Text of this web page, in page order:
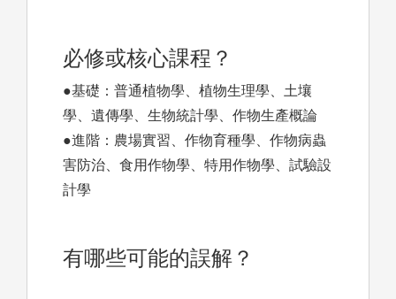
必修或核心課程？
●基礎：普通植物學、植物生理學、土壤
學、遺傳學、生物統計學、作物生產概論
●進階：農場實習、作物育種學、作物病蟲
害防治、食用作物學、特用作物學、試驗設
計學
有哪些可能的誤解？